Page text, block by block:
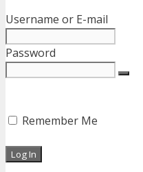
Username or E-mail
Password
Remember Me